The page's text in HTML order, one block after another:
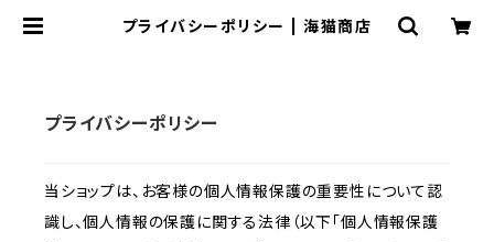
プライバシーポリシー | 海猫商店
プライバシーポリシー
当ショップは、お客様の個人情報保護の重要性について認
識し、個人情報の保護に関する法律（以下「個人情報保護